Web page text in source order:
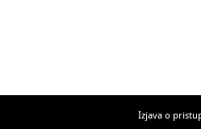
Izjava o